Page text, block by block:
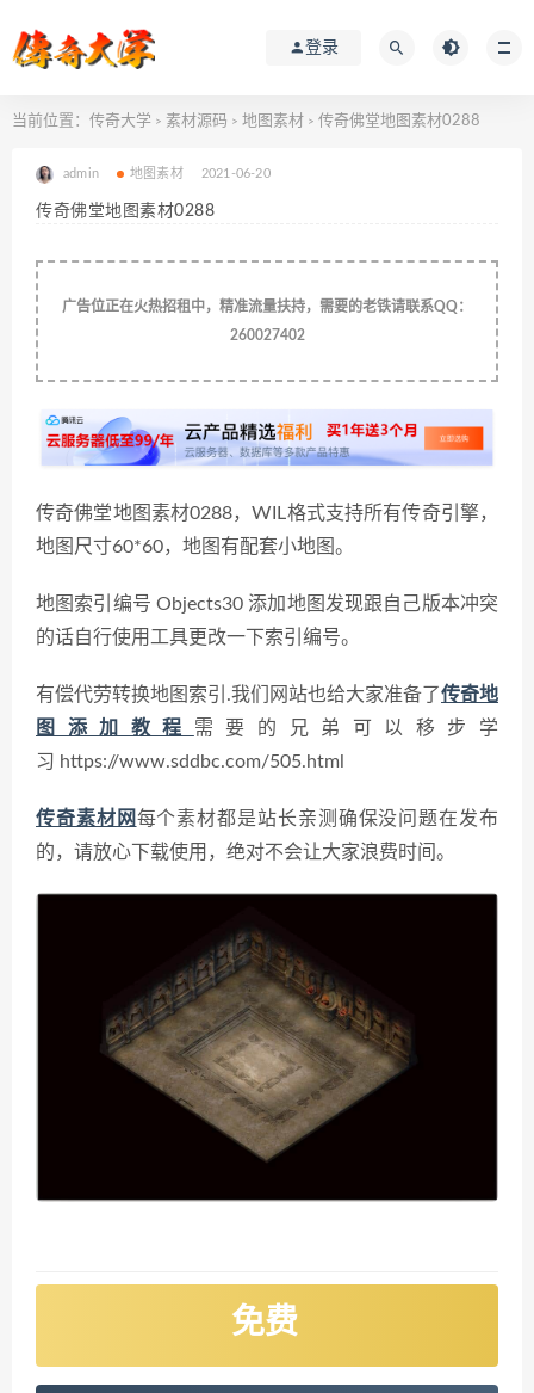
登录
当前位置： 传奇大学 > 素材源码 > 地图素材 > 传奇佛堂地图素材0288
admin 地图素材 2021-06-20
传奇佛堂地图素材0288
广告位正在火热招租中，精准流量扶持，需要的老铁请联系QQ：
260027402
传奇佛堂地图素材0288，WIL格式支持所有传奇引擎，
地图尺寸60*60， 地图有配套小地图。
地图索引编号 Objects30添加地图发现跟自己版本冲突
的话自行使用工具更改一下索引编号。
有偿代劳转换地图索引.我们网站也给大家准备了传奇地
图添加教程 需要的兄弟可以移步学
习 https://www.sddbc.com/505.html
传奇素材网每个素材都是站长亲测确保没问题在发布
的，请放心下载使用，绝对不会让大家浪费时间。
免费